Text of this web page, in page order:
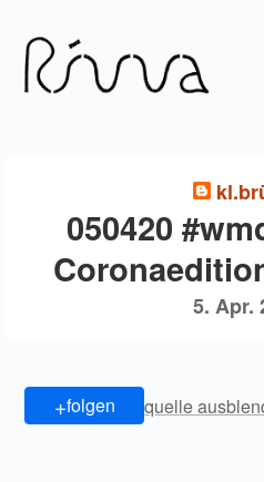
050420
5. Apr.
+folgen quelle